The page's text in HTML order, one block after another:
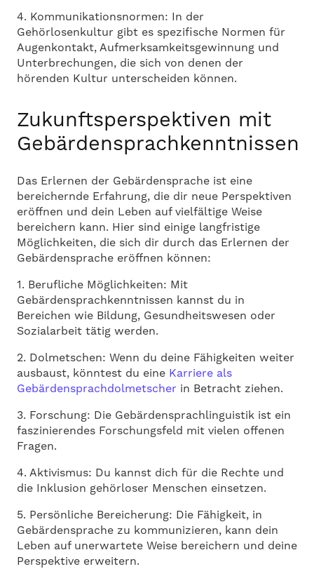
4. Kommunikationsnormen: In der
Gehörlosenkultur gibt es spezifische Normen für
Augenkontakt, Aufmerksamkeitsgewinnung und
Unterbrechungen, die sich von denen der
hörenden Kultur unterscheiden können.
Zukunftsperspektiven mit
Gebärdensprachkenntnissen
Das Erlernen der Gebärdensprache ist eine
bereichernde Erfahrung, die dir neue Perspektiven
eröffnen und dein Leben auf vielfältige Weise
bereichern kann. Hier sind einige langfristige
Möglichkeiten, die sich dir durch das Erlernen der
Gebärdensprache eröffnen können:
1. Berufliche Möglichkeiten: Mit
Gebärdensprachkenntnissen kannst du in
Bereichen wie Bildung, Gesundheitswesen oder
Sozialarbeit tätig werden.
2. Dolmetschen: Wenn du deine Fähigkeiten weiter
ausbaust, könntest du eine Karriere als
Gebärdensprachdolmetscher in Betracht ziehen.
3. Forschung: Die Gebärdensprachlinguistik ist ein
faszinierendes Forschungsfeld mit vielen offenen
Fragen.
4. Aktivismus: Du kannst dich für die Rechte und
die Inklusion gehörloser Menschen einsetzen.
5. Persönliche Bereicherung: Die Fähigkeit, in
Gebärdensprache zu kommunizieren, kann dein
Leben auf unerwartete Weise bereichern und deine
Perspektive erweitern.